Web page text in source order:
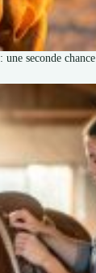
une seconde chance